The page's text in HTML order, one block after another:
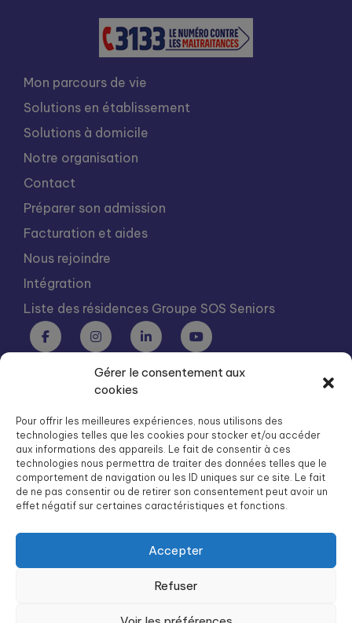
Gérer le consentement aux
cookies
Pour offrir les meilleures expériences, nous utilisons des
technologies telles que les cookies pour stocker et/ou accéder
aux informations des appareils. Le fait de consentir à ces
technologies nous permettra de traiter des données telles que le
comportement de navigation ou les ID uniques sur ce site. Le fait
de ne pas consentir ou de retirer son consentement peut avoir un
effet négatif sur certaines caractéristiques et fonctions.
Accepter
Refuser
Mon parcours de vie
Solutions en établissement
Solutions à domicile
Notre organisation
Contact
Préparer son admission
Facturation et aides
Nous rejoindre
Intégration
Liste des résidences Groupe SOS Seniors
Groupe SOS Seniors est une association du Groupe SOS
dg.seniors@groupe-sos.org
ARPAVIE est une association du Groupe SOS